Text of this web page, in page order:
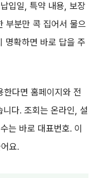
입일, 특약 내용, 보장
부분만 콕 집어서 물으
명확하면 바로 답을 주
한다면 홈페이지와 전
다. 조회는 온라인, 설
는 바로 대표번호. 이
요.